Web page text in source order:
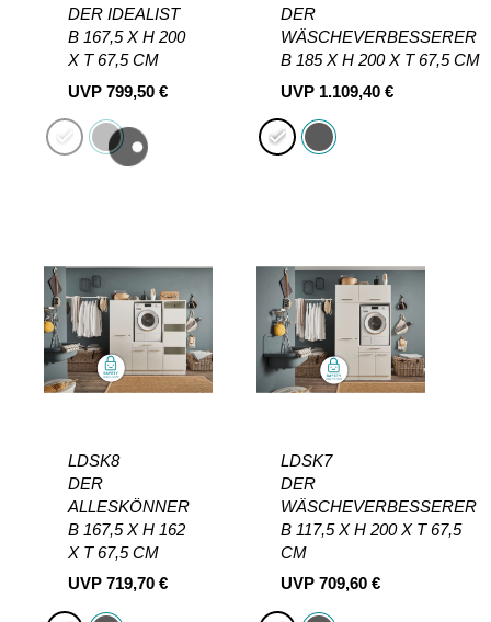
DER IDEALIST
B 167,5 X H 200
X T 67,5 CM
UVP 799,50 €
DER
WÄSCHEVERBESSERER
B 185 X H 200 X T 67,5 CM
UVP 1.109,40 €
LDSK8
DER
ALLESKÖNNER
B 167,5 X H 162
X T 67,5 CM
UVP 719,70 €
LDSK7
DER
WÄSCHEVERBESSERER
B 117,5 X H 200 X T 67,5
CM
UVP 709,60 €